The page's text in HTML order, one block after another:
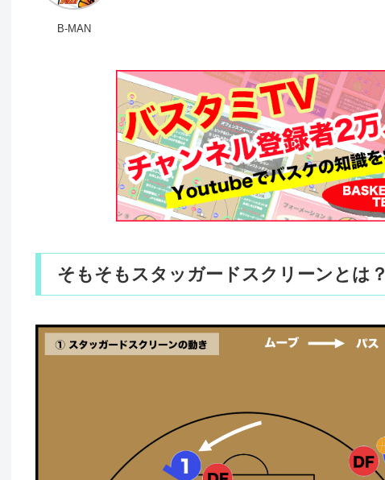
B-MAN
そもそもスタッガードスクリーンとは？